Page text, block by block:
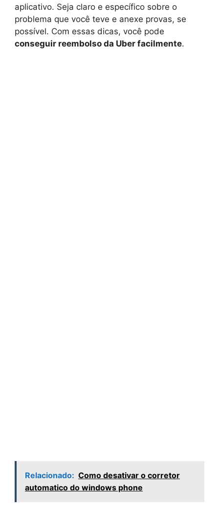
aplicativo. Seja claro e específico sobre o
problema que você teve e anexe provas, se
possível. Com essas dicas, você pode
conseguir reembolso da Uber facilmente.
Relacionado: Como desativar o corretor
automatico do windows phone